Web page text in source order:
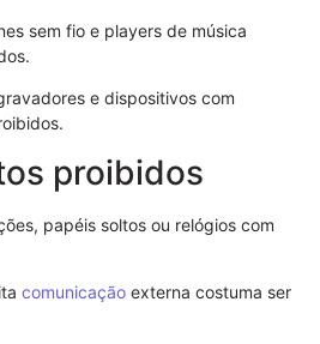
sem fio e players de música
e dispositivos com
proibidos
papéis soltos ou relógios com
comunicação externa costuma ser